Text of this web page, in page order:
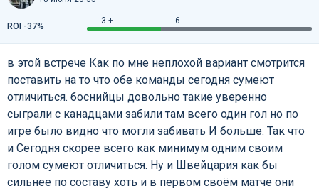
3 + 6 -
ROI -37%
в этой встрече Как по мне неплохой вариант смотрится
поставить на то что обе команды сегодня сумеют
отличиться. боснийцы довольно такие уверенно
сыграли с канадцами забили там всего один гол но по
игре было видно что могли забивать И больше. Так что
и Сегодня скорее всего как минимум одним своим
голом сумеют отличиться. Ну и Швейцария как бы
сильнее по составу хоть и в первом своём матче они